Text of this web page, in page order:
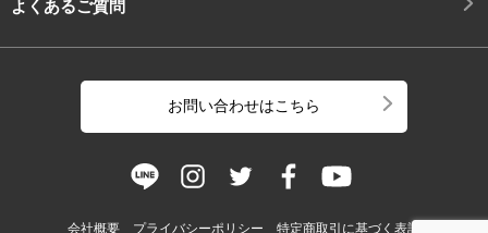
よくあるご質問
お問い合わせはこちら
会社概要 プライバシーポリシー 特定商取引に基づく表記